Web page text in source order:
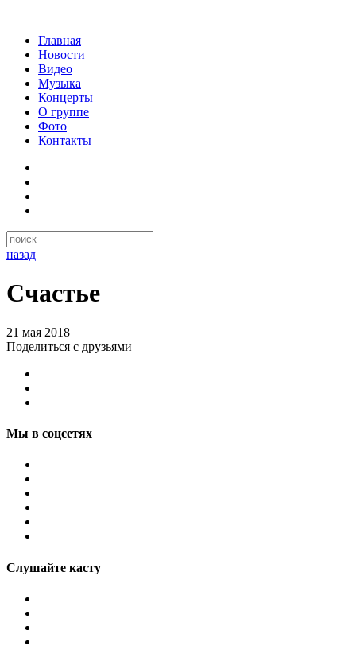
Главная
Новости
Видео
Музыка
Концерты
О группе
Фото
Контакты
назад
Счастье
21 мая 2018
Поделиться с друзьями
Мы в соцсетях
Слушайте касту